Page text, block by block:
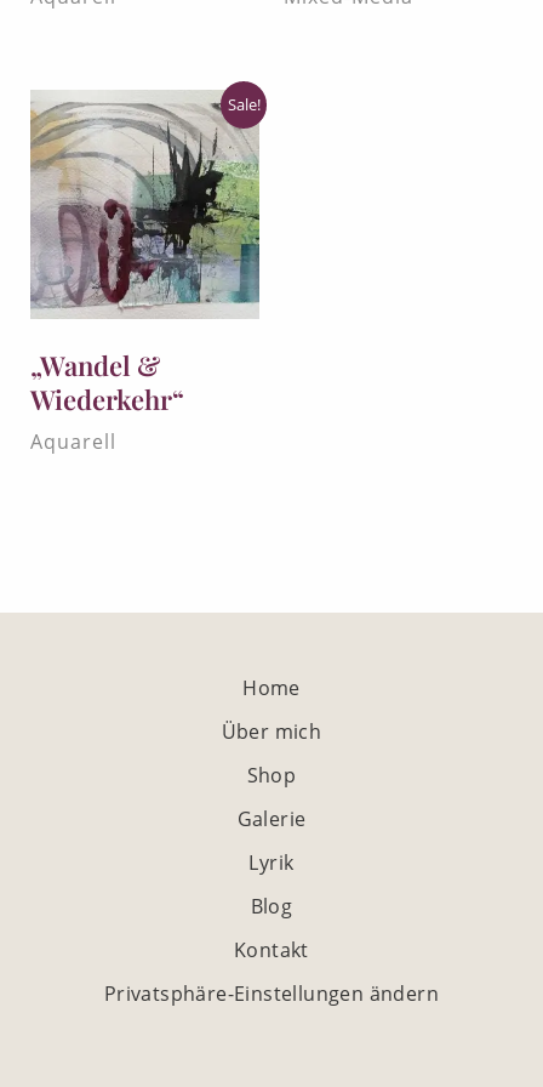
Sale!
„Wandel &
Wiederkehr“
Aquarell
Home
Über mich
Shop
Galerie
Lyrik
Blog
Kontakt
Privatsphäre-Einstellungen ändern